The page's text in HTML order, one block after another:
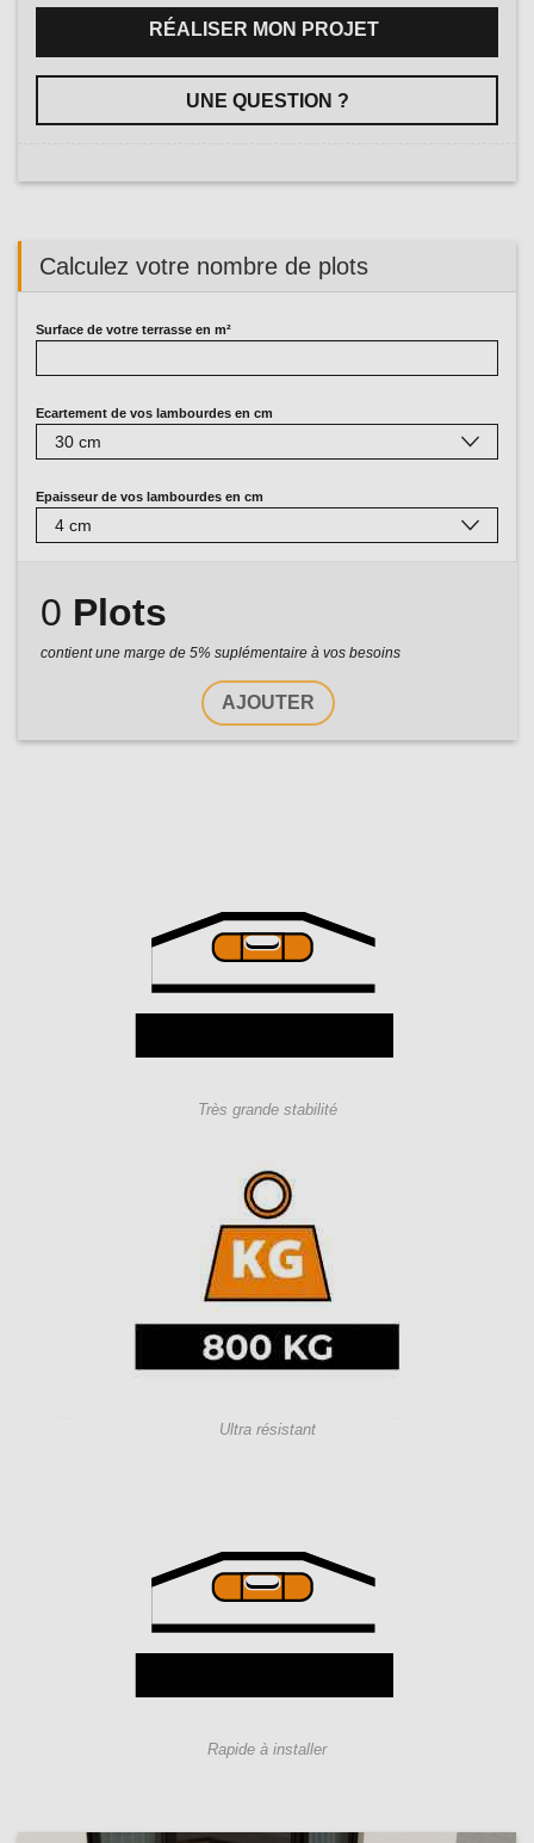
RÉALISER MON PROJET
UNE QUESTION ?
Calculez votre nombre de plots
Surface de votre terrasse en m²
Ecartement de vos lambourdes en cm
Epaisseur de vos lambourdes en cm
0 Plots
contient une marge de 5% suplémentaire à vos besoins
AJOUTER
Très grande stabilité
Ultra résistant
Rapide à installer